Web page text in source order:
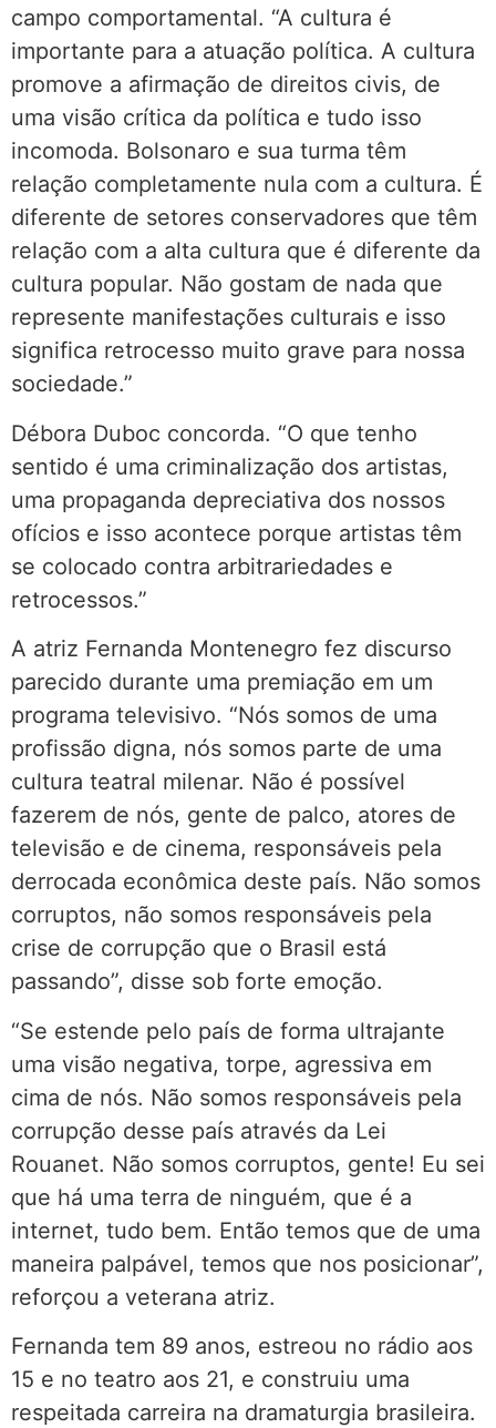
campo comportamental. “A cultura é
importante para a atuação política. A cultura
promove a afirmação de direitos civis, de
uma visão crítica da política e tudo isso
incomoda. Bolsonaro e sua turma têm
relação completamente nula com a cultura. É
diferente de setores conservadores que têm
relação com a alta cultura que é diferente da
cultura popular. Não gostam de nada que
represente manifestações culturais e isso
significa retrocesso muito grave para nossa
sociedade.”
Débora Duboc concorda. “O que tenho
sentido é uma criminalização dos artistas,
uma propaganda depreciativa dos nossos
ofícios e isso acontece porque artistas têm
se colocado contra arbitrariedades e
retrocessos.”
A atriz Fernanda Montenegro fez discurso
parecido durante uma premiação em um
programa televisivo. “Nós somos de uma
profissão digna, nós somos parte de uma
cultura teatral milenar. Não é possível
fazerem de nós, gente de palco, atores de
televisão e de cinema, responsáveis pela
derrocada econômica deste país. Não somos
corruptos, não somos responsáveis pela
crise de corrupção que o Brasil está
passando”, disse sob forte emoção.
“Se estende pelo país de forma ultrajante
uma visão negativa, torpe, agressiva em
cima de nós. Não somos responsáveis pela
corrupção desse país através da Lei
Rouanet. Não somos corruptos, gente! Eu sei
que há uma terra de ninguém, que é a
internet, tudo bem. Então temos que de uma
maneira palpável, temos que nos posicionar”,
reforçou a veterana atriz.
Fernanda tem 89 anos, estreou no rádio aos
15 e no teatro aos 21, e construiu uma
respeitada carreira na dramaturgia brasileira.